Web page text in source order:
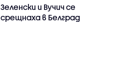
Зеленски и Вучич се
срещнаха в Белград